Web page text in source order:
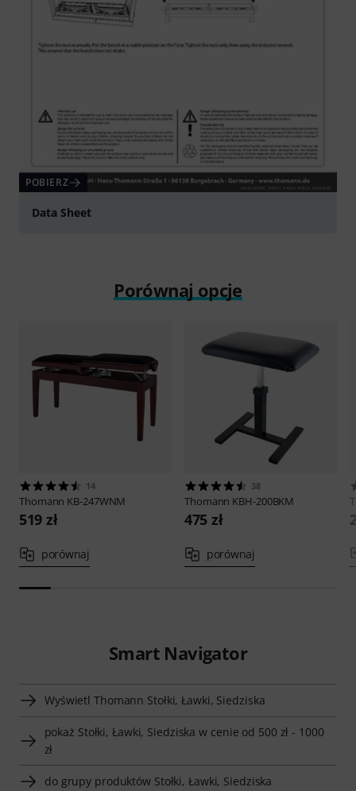
POBIERZ
Data Sheet
Porównaj opcje
14
Thomann KB-247WNM
519 zł
porównaj
38
Thomann KBH-200BKM
475 zł
porównaj
Smart Navigator
Wyświetl Thomann Stołki, Ławki, Siedziska
pokaż Stołki, Ławki, Siedziska w cenie od 500 zł - 1000
zł
do grupy produktów Stołki, Ławki, Siedziska